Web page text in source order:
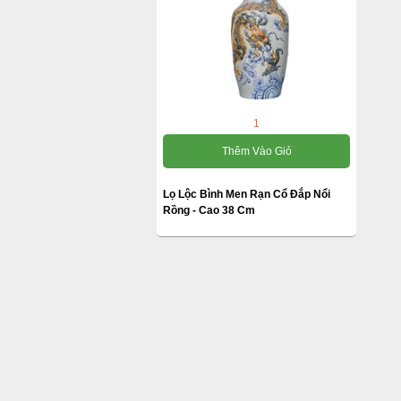
1
Thêm Vào Giỏ
Lọ Lộc Bình Men Rạn Cổ Đắp Nổi
Rồng - Cao 38 Cm